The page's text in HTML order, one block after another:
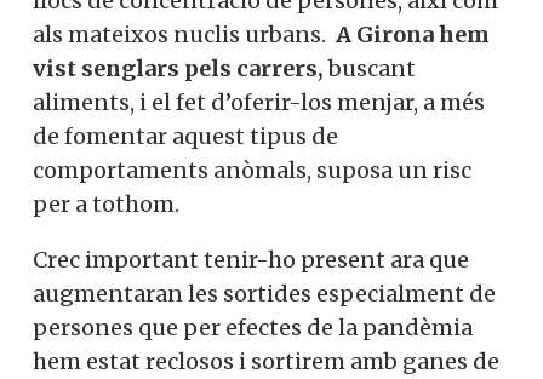
als mateixos nuclis urbans. A Girona hem
vist senglars pels carrers,buscant
aliments, i el fet d’oferir-los menjar, a més
de fomentar aquest tipus de
comportaments anòmals, suposa un risc
per a tothom.
Crec important tenir-ho present ara que
augmentaran les sortides especialment de
persones que per efectes de la pandèmia
hem estat reclosos i sortirem amb ganes de